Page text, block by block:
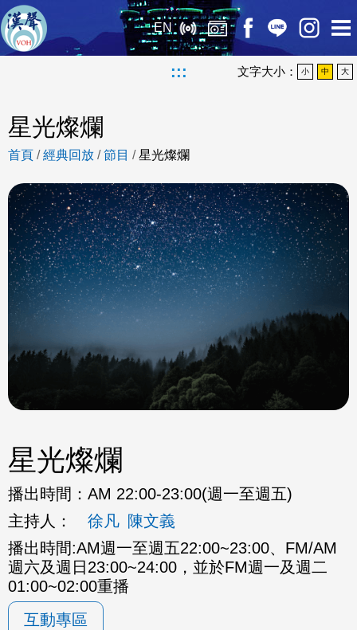
EN
::: 文字大小： 小 中 大
星光燦爛
首頁 /經典回放 /節目 /星光燦爛
星光燦爛
播出時間： AM 22:00-23:00(週一至週五)
主持人：
徐凡 陳文義
播出時間:AM週一至週五22:00~23:00、FM/AM
週六及週日23:00~24:00，並於FM週一及週二
01:00~02:00重播
互動專區